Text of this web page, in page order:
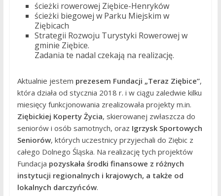
ścieżki rowerowej Ziębice-Henryków
ścieżki biegowej w Parku Miejskim w
Ziębicach
Strategii Rozwoju Turystyki Rowerowej w
gminie Ziębice.
Zadania te nadal czekają na realizację.
Aktualnie jestem prezesem Fundacji „Teraz Ziębice”,
która działa od stycznia 2018 r. i w ciągu zaledwie kilku
miesięcy funkcjonowania zrealizowała projekty m.in.
Ziębickiej Koperty Życia, skierowanej zwłaszcza do
seniorów i osób samotnych, oraz Igrzysk Sportowych
Seniorów, których uczestnicy przyjechali do Ziębic z
całego Dolnego Śląska. Na realizację tych projektów
Fundacja pozyskała środki finansowe z różnych
instytucji regionalnych i krajowych, a także od
lokalnych darczyńców.